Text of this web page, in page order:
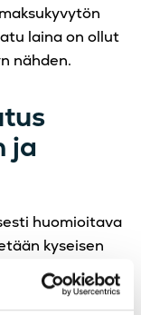
laina on ollut
nähden.
ja
huomioitava
kyseisen
osakkaan